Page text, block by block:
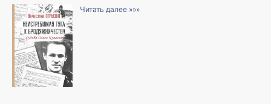
Читать далее »»»